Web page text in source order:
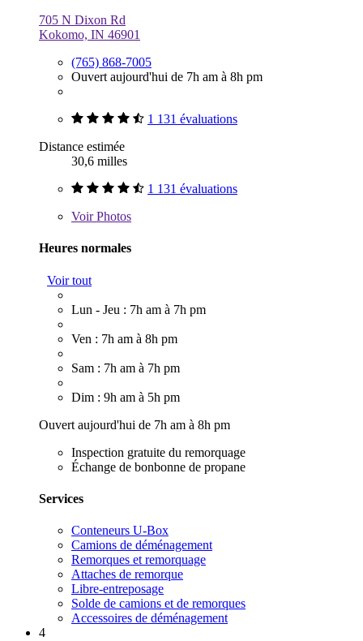
705 N Dixon Rd
Kokomo, IN 46901
(765) 868-7005
Ouvert aujourd'hui de 7h am à 8h pm
1 131 évaluations
Distance estimée
30,6 milles
1 131 évaluations
VoirPhotos
Heures normales
Voir tout
Lun - Jeu : 7h am à 7h pm
Ven : 7h am à 8h pm
Sam : 7h am à 7h pm
Dim : 9h am à 5h pm
Ouvert aujourd'hui de 7h am à 8h pm
Inspection gratuite du remorquage
Échange de bonbonne de propane
Services
Conteneurs U-Box
Camions de déménagement
Remorques et remorquage
Attaches de remorque
Libre-entreposage
Solde de camions et de remorques
Accessoires de déménagement
4